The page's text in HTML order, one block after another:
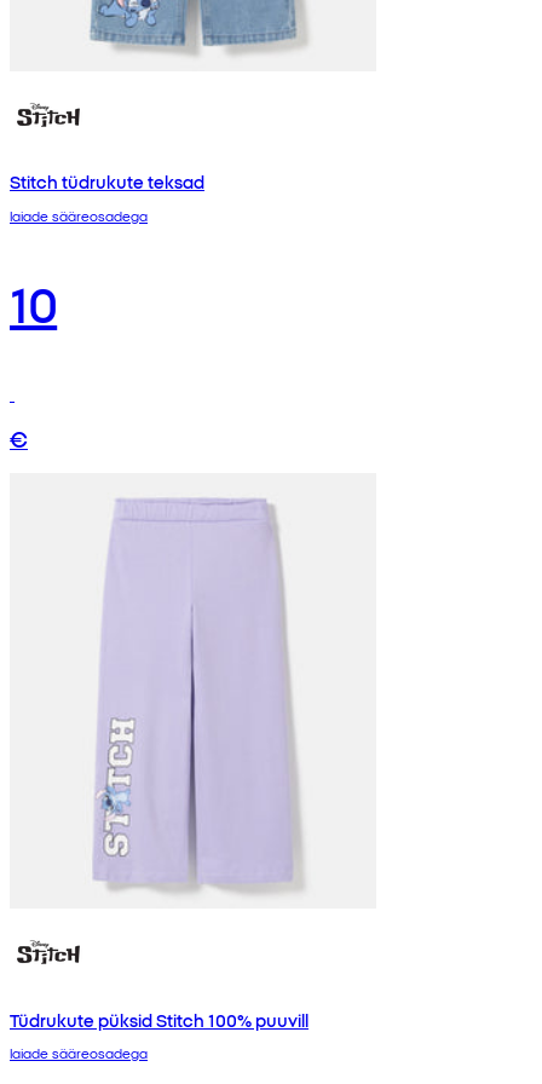
Stitch tüdrukute teksad
laiade sääreosadega
10
€
Tüdrukute püksid Stitch 100% puuvill
laiade sääreosadega